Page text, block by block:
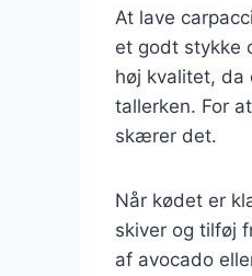
At lave
et godt stykke
høj kvalitet,
tallerken. For
skærer det.
Når kødet er
skiver og tilføj
af avocado